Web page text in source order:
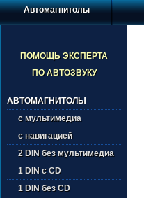
Автомагнитолы
ПОМОЩЬ ЭКСПЕРТА
ПО АВТОЗВУКУ
АВТОМАГНИТОЛЫ
с мультимедиа
с навигацией
2 DIN без мультимедиа
1 DIN с CD
1 DIN без CD